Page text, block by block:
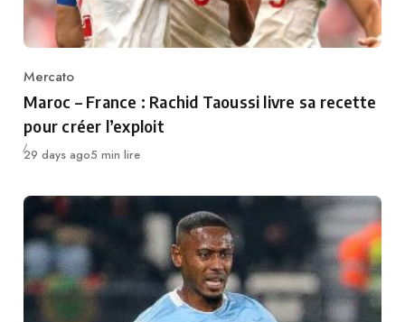
Category
Mercato
Maroc – France : Rachid Taoussi livre sa recette
pour créer l’exploit
Publié
29 days ago5 min lire